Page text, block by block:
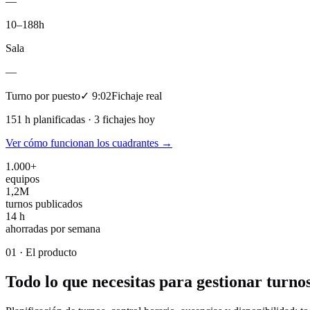
10–188h
Sala
—
Turno por puesto✓ 9:02Fichaje real
151 h planificadas · 3 fichajes hoy
Ver cómo funcionan los cuadrantes →
1.000+
equipos
1,2M
turnos publicados
14 h
ahorradas por semana
01 · El producto
Todo lo que necesitas para gestionar